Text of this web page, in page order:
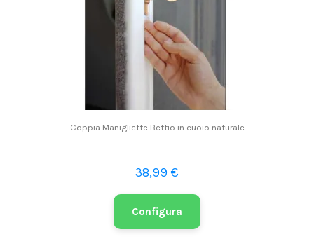
Coppia Manigliette Bettio in cuoio naturale
38,99 €
Configura